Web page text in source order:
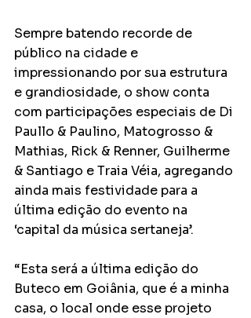
Sempre batendo recorde de
público na cidade e
impressionando por sua estrutura
e grandiosidade, o show conta
com participações especiais de Di
Paullo & Paulino, Matogrosso &
Mathias, Rick & Renner, Guilherme
& Santiago e Traia Véia, agregando
ainda mais festividade para a
última edição do evento na
‘capital da música sertaneja’.
“Esta será a última edição do
Buteco em Goiânia, que é a minha
casa, o local onde esse projeto